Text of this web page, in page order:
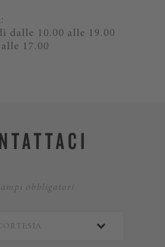
dalle 10.00 alle 19.00
17.00
obbligatori